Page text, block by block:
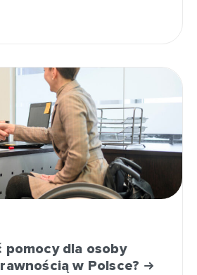
pomocy dla osoby
w Polsce?